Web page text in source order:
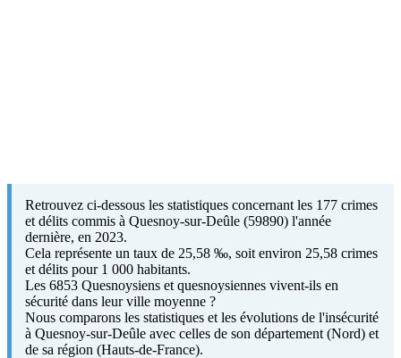
Retrouvez ci-dessous les statistiques concernant les 177 crimes
et délits commis à Quesnoy-sur-Deûle (59890) l'année
dernière, en 2023.
Cela représente un taux de 25,58 ‰, soit environ 25,58 crimes
et délits pour 1 000 habitants.
Les 6853 Quesnoysiens et quesnoysiennes vivent-ils en
sécurité dans leur ville moyenne ?
Nous comparons les statistiques et les évolutions de l'insécurité
à Quesnoy-sur-Deûle avec celles de son département (Nord) et
de sa région (Hauts-de-France).